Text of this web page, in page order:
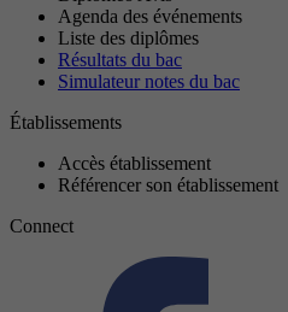
Agenda des événements
Liste des diplômes
Résultats du bac
Simulateur notes du bac
Établissements
Accès établissement
Référencer son établissement
Connect